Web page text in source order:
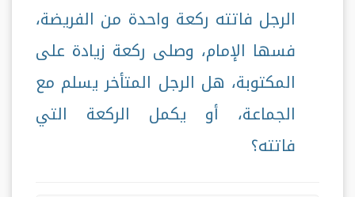
الرجل فاتته ركعة واحدة من الفريضة،
فسها الإمام، وصلى ركعة زيادة على
المكتوبة، هل الرجل المتأخر يسلم مع
الجماعة، أو يكمل الركعة التي
فاتته؟